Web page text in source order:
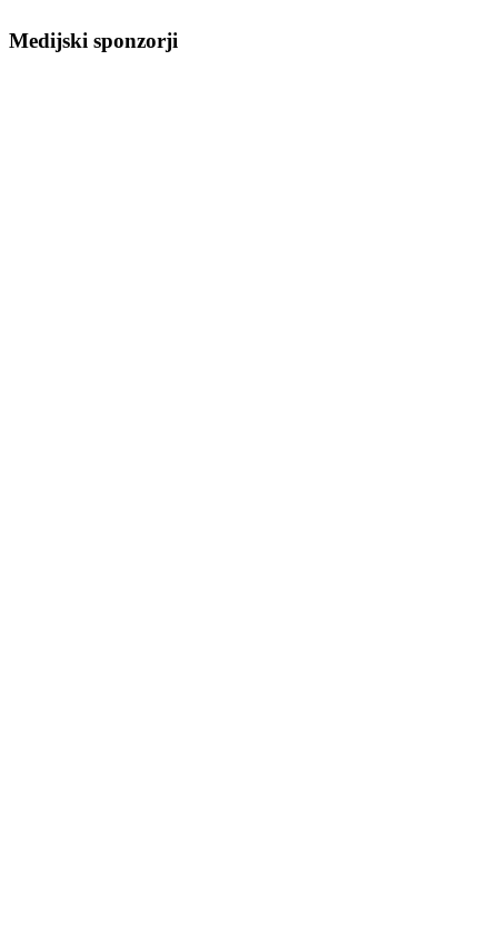
Medijski sponzorji